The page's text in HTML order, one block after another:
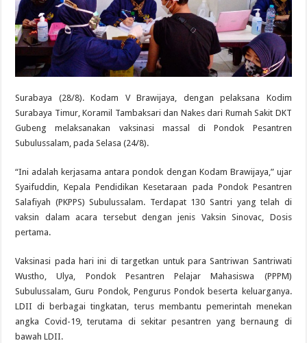
Surabaya (28/8). Kodam V Brawijaya, dengan pelaksana Kodim
Surabaya Timur, Koramil Tambaksari dan Nakes dari Rumah Sakit DKT
Gubeng melaksanakan vaksinasi massal di Pondok Pesantren
Subulussalam, pada Selasa (24/8).
“Ini adalah kerjasama antara pondok dengan Kodam Brawijaya,” ujar
Syaifuddin, Kepala Pendidikan Kesetaraan pada Pondok Pesantren
Salafiyah (PKPPS) Subulussalam. Terdapat 130 Santri yang telah di
vaksin dalam acara tersebut dengan jenis Vaksin Sinovac, Dosis
pertama.
Vaksinasi pada hari ini di targetkan untuk para Santriwan Santriwati
Wustho, Ulya, Pondok Pesantren Pelajar Mahasiswa (PPPM)
Subulussalam, Guru Pondok, Pengurus Pondok beserta keluarganya.
LDII di berbagai tingkatan, terus membantu pemerintah menekan
angka Covid-19, terutama di sekitar pesantren yang bernaung di
bawah LDII.